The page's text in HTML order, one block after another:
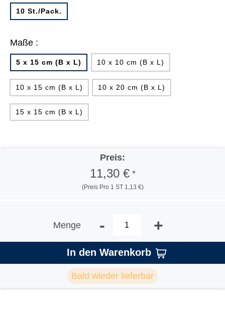
10 St./Pack.
Maße :
5 x 15 cm (B x L) 10 x 10 cm (B x L)
10 x 15 cm (B x L) 10 x 20 cm (B x L)
15 x 15 cm (B x L)
Preis:
11,30 €*
(Preis Pro 1 ST 1,13 €)
Menge - +
In den Warenkorb
Bald wieder lieferbar